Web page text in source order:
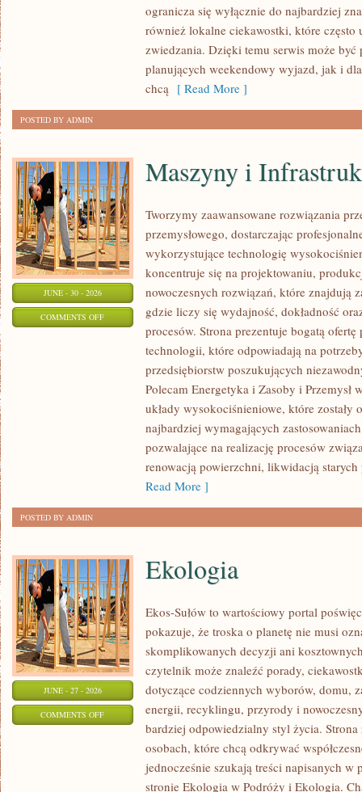
ogranicza się wyłącznie do najbardziej
również lokalne ciekawostki, które często
zwiedzania. Dzięki temu serwis może
planujących weekendowy wyjazd, jak i
chcą [ Read More ]
POSTED BY ADMIN
JUNE - 30 - 2026
COMMENTS OFFON
INFRASTRUKTURA
Maszyny i
Tworzymy zaawansowane rozwiązania
przemysłowego, dostarczając
wykorzystujące technologię
koncentruje się na projektowaniu,
nowoczesnych rozwiązań, które znajdują
gdzie liczy się wydajność, dokładność
procesów. Strona prezentuje bogatą ofertę
technologii, które odpowiadają na
przedsiębiorstw poszukujących
Polecam Energetyka i Zasoby i Przemysł
układy wysokociśnieniowe, które zostały
najbardziej wymagających
pozwalające na realizację procesów
renowacją powierzchni, likwidacją
Read More ]
POSTED BY ADMIN
JUNE - 27 - 2026
COMMENTS OFFON
Ekologia
Ekos-Sułów to wartościowy portal
pokazuje, że troska o planetę nie musi
skomplikowanych decyzji ani
czytelnik może znaleźć porady,
dotyczące codziennych wyborów, domu,
energii, recyklingu, przyrody i
bardziej odpowiedzialny styl życia. Strona
osobach, które chcą odkrywać
jednocześnie szukają treści napisanych w
stronie Ekologia w Podróży i Ekologia.